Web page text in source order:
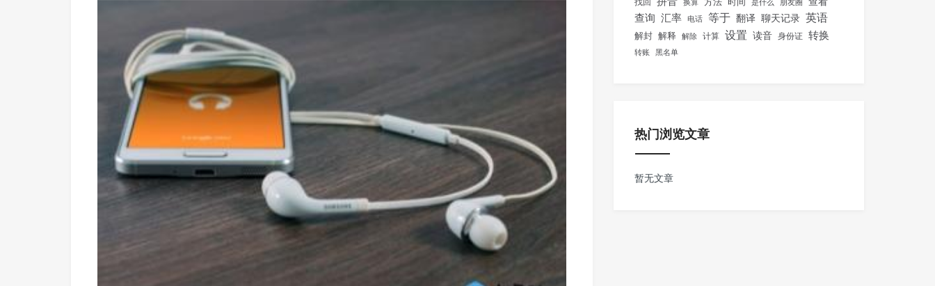
查询 汇率 电话 等于 翻译 聊天记录 英语
解封 解释 解除 计算 设置 读音 身份证 转换
转账 黑名单
热门浏览文章
暂无文章